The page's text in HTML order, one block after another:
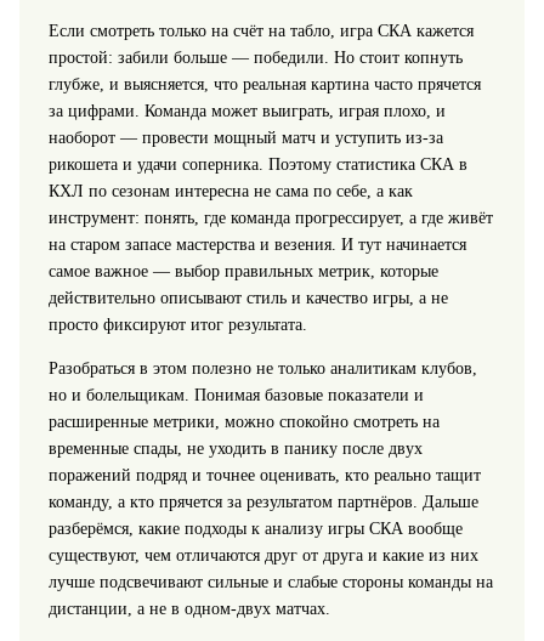
Если смотреть только на счёт на табло, игра СКА кажется
простой: забили больше — победили. Но стоит копнуть
глубже, и выясняется, что реальная картина часто прячется
за цифрами. Команда может выиграть, играя плохо, и
наоборот — провести мощный матч и уступить из‑за
рикошета и удачи соперника. Поэтому статистика СКА в
КХЛ по сезонам интересна не сама по себе, а как
инструмент: понять, где команда прогрессирует, а где живёт
на старом запасе мастерства и везения. И тут начинается
самое важное — выбор правильных метрик, которые
действительно описывают стиль и качество игры, а не
просто фиксируют итог результата.
Разобраться в этом полезно не только аналитикам клубов,
но и болельщикам. Понимая базовые показатели и
расширенные метрики, можно спокойно смотреть на
временные спады, не уходить в панику после двух
поражений подряд и точнее оценивать, кто реально тащит
команду, а кто прячется за результатом партнёров. Дальше
разберёмся, какие подходы к анализу игры СКА вообще
существуют, чем отличаются друг от друга и какие из них
лучше подсвечивают сильные и слабые стороны команды на
дистанции, а не в одном-двух матчах.